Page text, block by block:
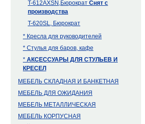
T-612AXSN,Бюрократ Снят с
производства
T-620SL, Бюрократ
* Кресла для руководителей
* Стулья для баров, кафе
* АКСЕССУАРЫ ДЛЯ СТУЛЬЕВ И
КРЕСЕЛ
МЕБЕЛЬ СКЛАДНАЯ И БАНКЕТНАЯ
МЕБЕЛЬ ДЛЯ ОЖИДАНИЯ
МЕБЕЛЬ МЕТАЛЛИЧЕСКАЯ
МЕБЕЛЬ КОРПУСНАЯ